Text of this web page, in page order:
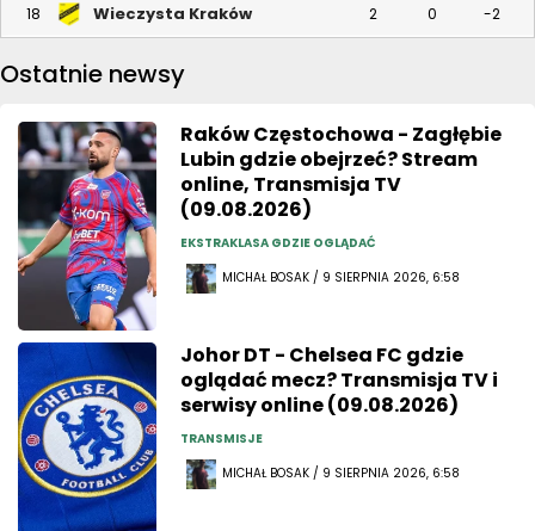
18 Wieczysta Kraków 2 0 -2
Ostatnie newsy
Raków Częstochowa - Zagłębie
Lubin gdzie obejrzeć? Stream
online, Transmisja TV
(09.08.2026)
EKSTRAKLASA GDZIE OGLĄDAĆ
MICHAŁ BOSAK / 9 SIERPNIA 2026, 6:58
Johor DT - Chelsea FC gdzie
oglądać mecz? Transmisja TV i
serwisy online (09.08.2026)
TRANSMISJE
MICHAŁ BOSAK / 9 SIERPNIA 2026, 6:58